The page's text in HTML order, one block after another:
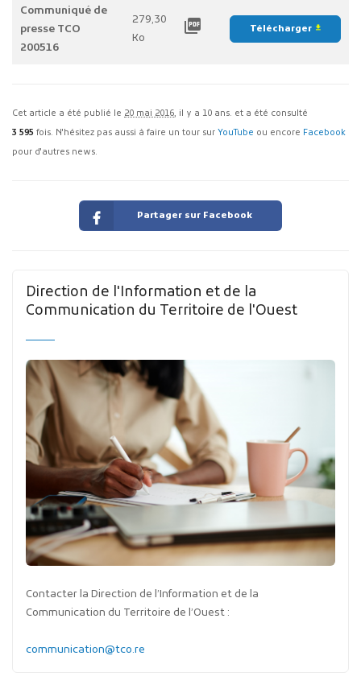
Communiqué de
presse TCO
200516
279,30
Ko
picture_as_pdf Télécharger file_download
Cet article a été publié le 20 mai 2016, il y a 10 ans. et a été consulté
3 595 fois. N'hésitez pas aussi à faire un tour sur YouTube ou encore Facebook
pour d'autres news.
Partager sur Facebook
Direction de l'Information et de la
Communication du Territoire de l'Ouest
Contacter la Direction de l’Information et de la
Communication du Territoire de l’Ouest :
communication@tco.re